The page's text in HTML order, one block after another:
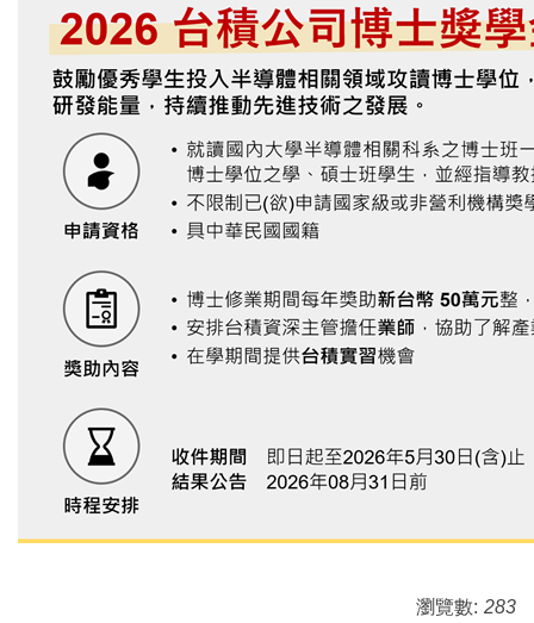
瀏覽數: 283